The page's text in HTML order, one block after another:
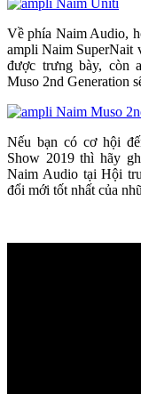
Về phía Naim Audio,
ampli Naim SuperNait
được trưng bày, còn
Muso 2nd Generation
Nếu bạn có cơ hội
Show 2019 thì hãy
Naim Audio tại Hội
đổi mới tốt nhất của